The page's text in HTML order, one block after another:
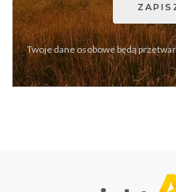
Twoje dane osobowe będą